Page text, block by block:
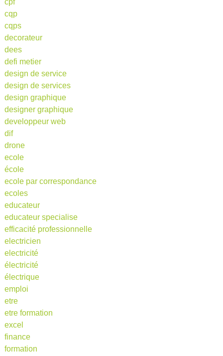
cpf
cqp
cqps
decorateur
dees
defi metier
design de service
design de services
design graphique
designer graphique
developpeur web
dif
drone
ecole
école
ecole par correspondance
ecoles
educateur
educateur specialise
efficacité professionnelle
electricien
electricité
électricité
électrique
emploi
etre
etre formation
excel
finance
formation